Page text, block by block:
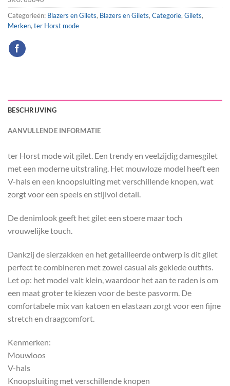
Categorieën: Blazers en Gilets, Blazers en Gilets, Categorie, Gilets,
Merken, ter Horst mode
BESCHRIJVING
AANVULLENDE INFORMATIE
ter Horst mode wit gilet. Een trendy en veelzijdig damesgilet
met een moderne uitstraling. Het mouwloze model heeft een
V-hals en een knoopsluiting met verschillende knopen, wat
zorgt voor een speels en stijlvol detail.
De denimlook geeft het gilet een stoere maar toch
vrouwelijke touch.
Dankzij de sierzakken en het getailleerde ontwerp is dit gilet
perfect te combineren met zowel casual als geklede outfits.
Let op: het model valt klein, waardoor het aan te raden is om
een maat groter te kiezen voor de beste pasvorm. De
comfortabele mix van katoen en elastaan zorgt voor een fijne
stretch en draagcomfort.
Kenmerken:
Mouwloos
V-hals
Knoopsluiting met verschillende knopen